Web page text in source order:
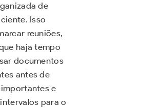
de
Isso
reuniões,
haja tempo
documentos
antes de
e
para o